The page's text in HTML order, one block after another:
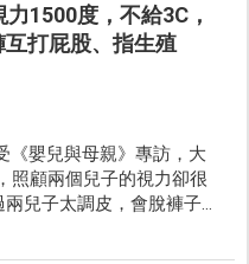
1500度，不給3C，
打屁股、指生殖
《嬰兒與母親》專訪，大
照顧兩個兒子的視力卻很
兒子太調皮，會脫褲子